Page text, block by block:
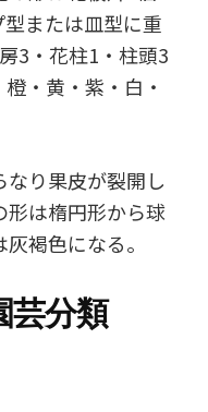
または皿型に重
3・花柱1・柱頭3
・黄・紫・白・
り果皮が裂開し
形は楕円形から球
褐色になる。
芸分類